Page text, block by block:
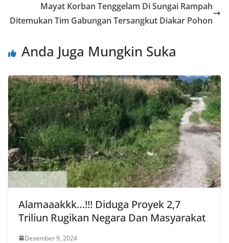
Mayat Korban Tenggelam Di Sungai Rampah
Ditemukan Tim Gabungan Tersangkut Diakar Pohon
Anda Juga Mungkin Suka
Alamaaakkk…!!! Diduga Proyek 2,7
Triliun Rugikan Negara Dan Masyarakat
Desember 9, 2024